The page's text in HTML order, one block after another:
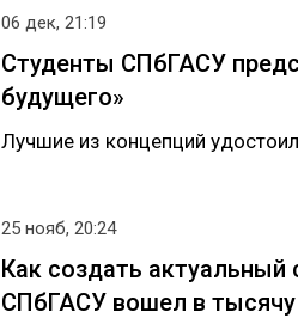
06 дек, 21:19
Студенты СПбГАСУ
будущего»
Лучшие из концепций
25 нояб, 20:24
Как создать актуальный
СПбГАСУ вошел в